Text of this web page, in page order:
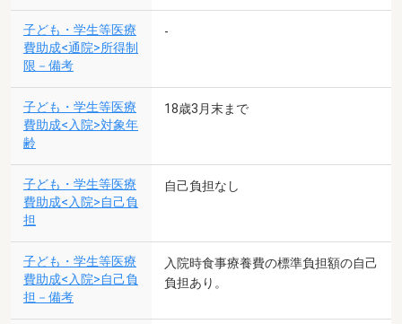
子ども・学生等医療
費助成<通院>所得制
限－備考
-
子ども・学生等医療
費助成<入院>対象年
齢
18歳3月末まで
子ども・学生等医療
費助成<入院>自己負
担
自己負担なし
子ども・学生等医療
費助成<入院>自己負
担－備考
入院時食事療養費の標準負担額の自己
負担あり。